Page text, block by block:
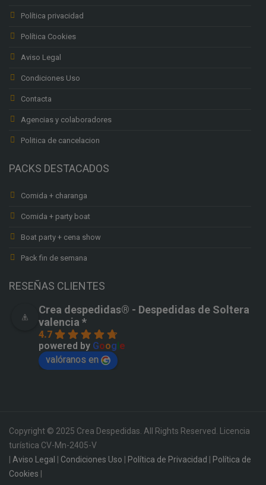
Política privacidad
Política Cookies
Aviso Legal
Condiciones Uso
Contacta
Agencias y colaboradores
Politica de cancelacion
PACKS DESTACADOS
Comida + charanga
Comida + party boat
Boat party + cena show
Pack fin de semana
RESEÑAS CLIENTES
Crea despedidas®️ - Despedidas de Soltera
valencia *
4.7
powered by Google
valóranos en
Copyright © 2025 Crea Despedidas. All Rights Reserved. Licencia
turística CV-Mn-2405-V
Aviso Legal Condiciones Uso Política de Privacidad
Política de
Cookies